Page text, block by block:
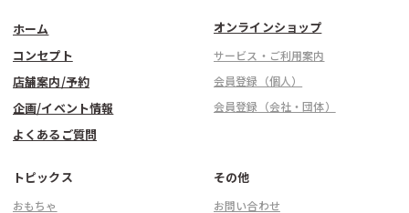
ホーム
コンセプト
店舗案内/予約
企画/イベント情報
よくあるご質問
オンラインショップ
サービス・ご利用案内
会員登録（個人）
会員登録（会社・団体）
トピックス
おもちゃ
その他
お問い合わせ